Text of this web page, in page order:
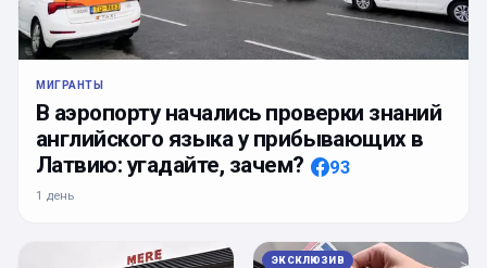
МИГРАНТЫ
В аэропорту начались проверки знаний
английского языка у прибывающих в
Латвию: угадайте, зачем?
93
1 день
ЭКСКЛЮЗИВ